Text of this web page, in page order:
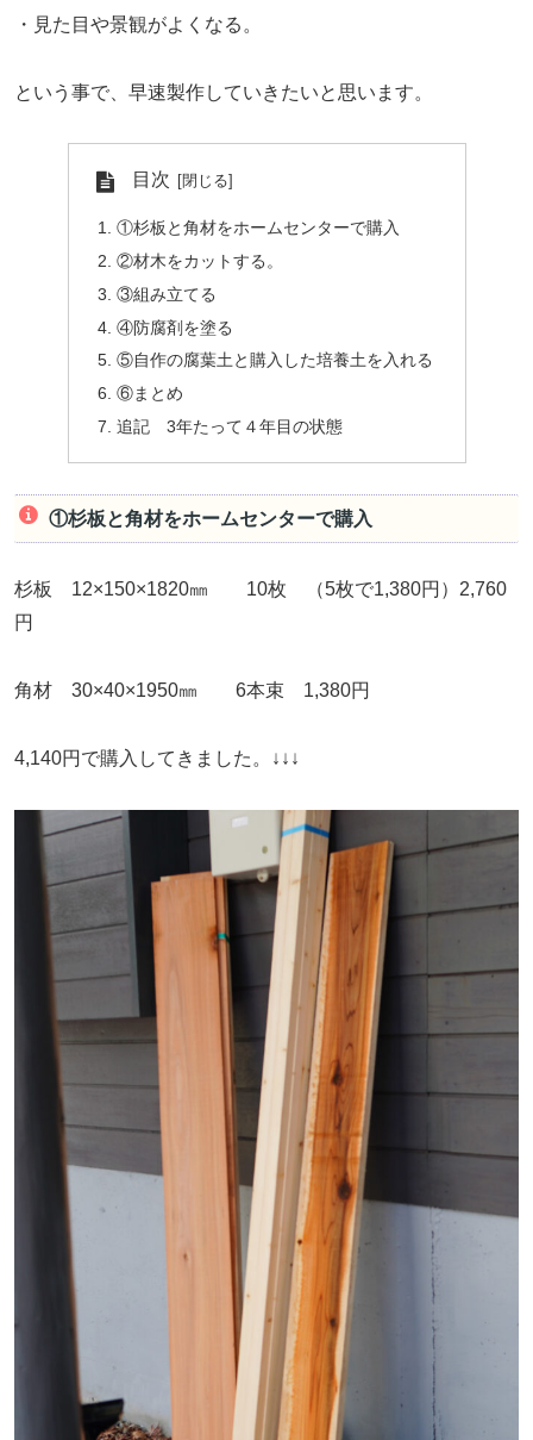
・見た目や景観がよくなる。
という事で、早速製作していきたいと思います。
目次
①杉板と角材をホームセンターで購入
②材木をカットする。
③組み立てる
④防腐剤を塗る
⑤自作の腐葉土と購入した培養土を入れる
⑥まとめ
追記 3年たって４年目の状態
①杉板と角材をホームセンターで購入
杉板 12×150×1820㎜ 10枚 （5枚で1,380円）2,760
円
角材 30×40×1950㎜ 6本束 1,380円
4,140円で購入してきました。↓↓↓